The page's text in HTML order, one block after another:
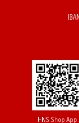
HNS Shop App